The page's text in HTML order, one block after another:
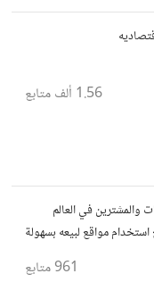
1.56 ألف متابع
والمشترين في العالم
مواقع لبيعه بسهولة
961متابع